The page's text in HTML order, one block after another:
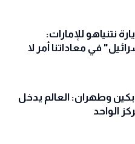
نتنياهو للإمارات:
في معاداتنا أمر لا
وطهران: العالم يدخل
الواحد